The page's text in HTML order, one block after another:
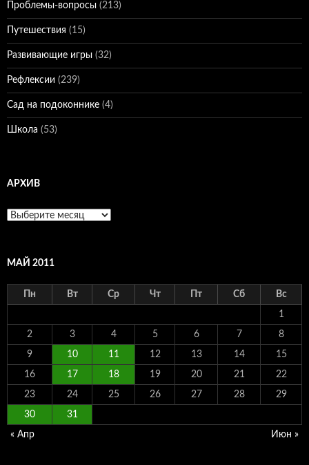
Проблемы-вопросы (213)
Путешествия (15)
Развивающие игры (32)
Рефлексии (239)
Сад на подоконнике (4)
Школа (53)
АРХИВ
Архив
МАЙ 2011
Пн Вт Ср Чт Пт Сб Вс
1
2 3 4 5 6 7 8
9 10 11 12 13 14 15
16 17 18 19 20 21 22
23 24 25 26 27 28 29
30 31
« Апр Июн »